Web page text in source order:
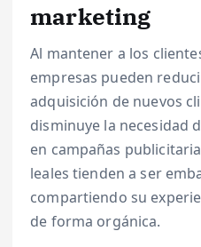
marketing
Al mantener a los
empresas pueden
adquisición de nuevos
disminuye la necesidad
en campañas
leales tienden a ser
compartiendo su
de forma orgánica.